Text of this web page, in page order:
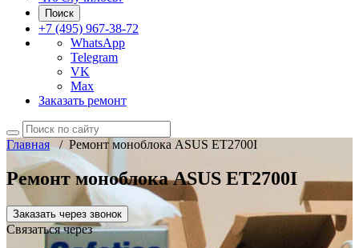
Поиск
+7 (495) 967-38-72
WhatsApp
Telegram
VK
Max
Заказать ремонт
Главная/ Ремонт моноблока ASUS ET2700I
Ремонт моноблока ASUS ET2700I
Заказать через звонок
Связаться через